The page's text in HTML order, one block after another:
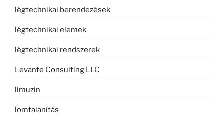
légtechnikai berendezések
légtechnikai elemek
légtechnikai rendszerek
Levante Consulting LLC
limuzin
lomtalanítás